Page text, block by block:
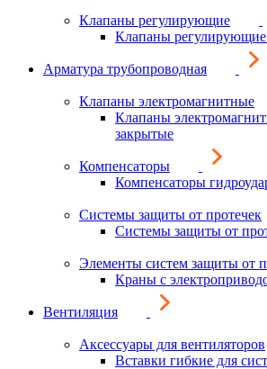
Клапаны регулирующие
Клапаны регулирующие
Арматура трубопроводная
Клапаны электромагнитные
Клапаны
закрытые
Компенсаторы
Компенсаторы
Системы защиты от протечек
Системы защиты от
Элементы систем защиты от
Краны с
Вентиляция
Аксессуары для вентиляторов
Вставки гибкие для